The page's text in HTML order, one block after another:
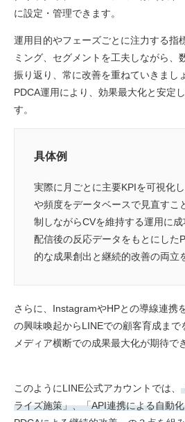
に設定・管理できます。
運用目的やフェーズごとに注力する指
ミング、セグメントを工夫しながら、
振り返り、常に改善を重ねていきまし
PDCA運用により、効果最大化と安定
す。
具体例
実際に月ごとに主要KPIを可視化
や頻度をデータベースで見直すこ
制しながらCVを維持する運用に成
配信後の反応データをもとにした
的な成果創出と継続的改善の両立
さらに、InstagramやHPとの導線連携
の興味喚起からLINEでの顧客育成まで
メディア横断での成果最大化が期待
このようにLINE公式アカウントでは、
ライズ施策」、「API連携による自動